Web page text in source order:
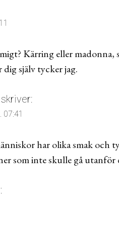
Kärring eller madonna,
själv tycker jag.
skriver:
07:41
har olika smak och
som inte skulle gå